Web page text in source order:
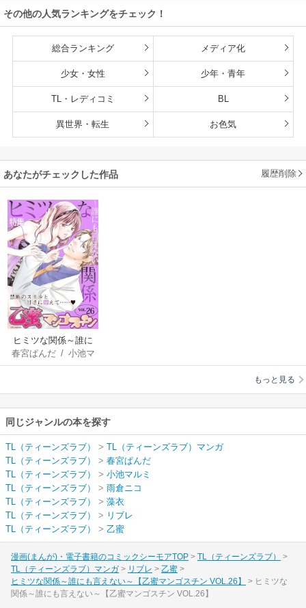
その他の人気ランキングをチェック！
総合ランキング メディア化
少女・女性 少年・青年
TL・レディコミ BL
異世界・転生 お色気
あなたがチェックした作品 履歴削除
ヒミツな関係～誰に
も言えない～【乙蜜
マンゴスチン
春宮ぱんだ/ 小池マ
ルミ/雨倉ニコ/藻
もっと見る
同じジャンルの本を探す
TL（ティーンズラブ） > TL（ティーンズラブ）マンガ
TL（ティーンズラブ）
> 春宮ぱんだ
TL（ティーンズラブ）
> 小池マルミ
TL（ティーンズラブ）
> 雨倉ニコ
TL（ティーンズラブ）
> 藻衣
TL（ティーンズラブ）
> リブレ
TL（ティーンズラブ）
> 乙蜜
漫画(まんが)・電子書籍のコミックシーモアTOP
TL（ティーンズラブ）
TL（ティーンズラブ）マンガ
リブレ
乙蜜
ヒミツな関係～誰にも言えない～【乙蜜マンゴスチン VOL.26】
ヒミツな
関係～誰にも言えない～【乙蜜マンゴスチン VOL.26】